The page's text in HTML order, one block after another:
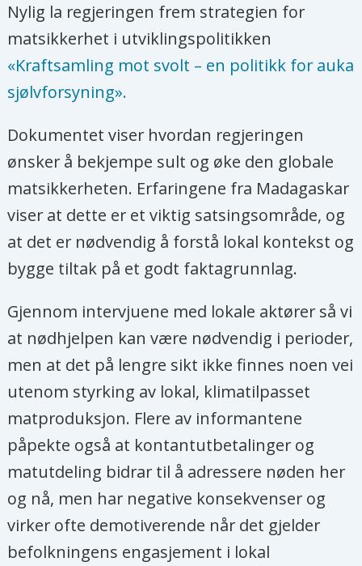
Nylig la regjeringen frem strategien for
matsikkerhet i utviklingspolitikken
«Kraftsamling mot svolt – en politikk for auka
sjølvforsyning».
Dokumentet viser hvordan regjeringen
ønsker å bekjempe sult og øke den globale
matsikkerheten. Erfaringene fra Madagaskar
viser at dette er et viktig satsingsområde, og
at det er nødvendig å forstå lokal kontekst og
bygge tiltak på et godt faktagrunnlag.
Gjennom intervjuene med lokale aktører så vi
at nødhjelpen kan være nødvendig i perioder,
men at det på lengre sikt ikke finnes noen vei
utenom styrking av lokal, klimatilpasset
matproduksjon. Flere av informantene
påpekte også at kontantutbetalinger og
matutdeling bidrar til å adressere nøden her
og nå, men har negative konsekvenser og
virker ofte demotiverende når det gjelder
befolkningens engasjement i lokal